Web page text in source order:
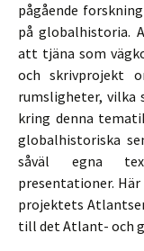
pågående
på globalhistoria.
att tjäna som
och skrivprojekt
rumsligheter, vilka
kring denna
globalhistoriska
såväl egna
presentationer. Här
projektets
till det Atlant- och